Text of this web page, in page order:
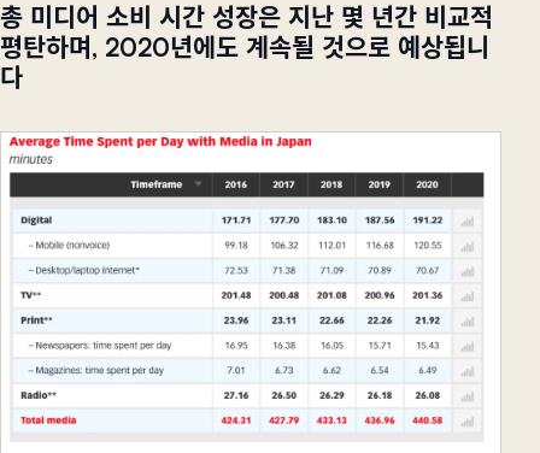
총 미디어 소비 시간 성장은 지난 몇 년간 비교적
평탄하며, 2020년에도 계속될 것으로 예상됩니
다